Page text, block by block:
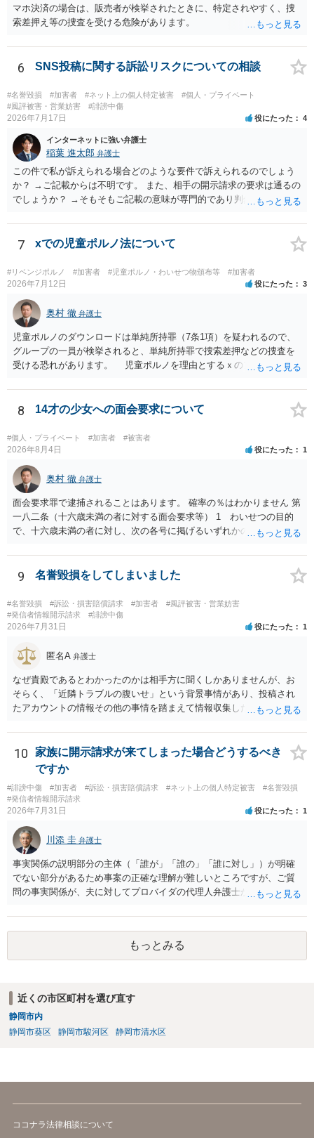
マホ決済の場合は、販売者が検挙されたときに、特定されやすく、捜
索差押え等の捜査を受ける危険があります。
6 SNS投稿に関する訴訟リスクについての相談
#名誉毀損 #加害者 #ネット上の個人特定被害
#個人・プライベート
#風評被害・営業妨害
#誹謗中傷
2026年7月17日 役にたった 4
インターネットに強い弁護士
稲葉 進太郎 弁護士
この件で私が訴えられる場合どのような要件で訴えられるのでしょう
か？ →ご記載からは不明です。 また、相手の開示請求の要求は通るの
でしょうか？ →そもそもご記載の意味が専門的であり判然としないも
らご相談になることをお勧めいたします。
7 xでの児童ポルノ法について
#リベンジポルノ #加害者 #児童ポルノ・わいせつ物頒布等 #加害者
2026年7月12日 役にたった 3
奥村 徹 弁護士
児童ポルノのダウンロードは単純所持罪（7条1項）を疑われるので、
グループの一員が検挙されると、単純所持罪で捜索差押などの捜査を
受ける恐れがあります。 児童ポルノを理由とするｘのアカウント凍
は珍しくない）、これも捜索差押を受けるおそれがあります
8 14才の少女への面会要求について
#個人・プライベート #加害者 #被害者
2026年8月4日 役にたった 1
奥村 徹 弁護士
面会要求罪で逮捕されることはあります。 確率の％はわかりません 第
一八二条（十六歳未満の者に対する面会要求等） 1 わいせつの目的
で、十六歳未満の者に対し、次の各号に掲げるいずれかの行為をした
が生まれた日より五年以上前の日に生まれた者に限る。）は、一年以
下の拘禁刑又は五十万円以下の罰金に処する。 一 威迫し、偽計を用
い又は誘惑して面会を要求すること。 二 拒まれたにもかかわらず、
反復して面会を要求すること。 三 金銭その他の利益を供与し、又は
その申込み若しくは約束をして面会を要求すること。 2前項の罪を犯
し、よってわいせつの目的で当該十六歳未満の者と面会をした者は、
9 名誉毀損をしてしまいました
#名誉毀損 #訴訟・損害賠償請求 #加害者
#風評被害・営業妨害
#発信者情報開示請求
#誹謗中傷
2026年7月31日 役にたった 1
匿名A 弁護士
なぜ貴殿であるとわかったのかは相手方に聞くしかありませんが、お
そらく、「近隣トラブルの腹いせ」という背景事情があり、投稿され
たアカウントの情報その他の事情を踏まえて情報収集した結果、この
貴殿が投稿した事実を認めてしまったことで「答え合わせ」になって
しまったのではないでしょうか。 相手方の動きについても、相手方次
第ですので何とも言えません。公開の場で回答するには情報が乏し
く、ここで詳細を明らかにすることは事案の特定に繋がってしまうの
で、弁護士へ直接相談した方がよいです。
10
家族に開示請求が来てしまった場合どうするべき
ですか
#誹謗中傷 #加害者 #訴訟・損害賠償請求 #ネット上の個人特定被害
#名誉毀損
#発信者情報開示請求
2026年7月31日 役にたった 1
川添 圭 弁護士
事実関係の説明部分の主体（「誰が」「誰の」「誰に対し」）が明確
でない部分があるため事案の正確な理解が難しいところですが、ご質
問の事実関係が、夫に対してプロバイダの代理人弁護士から発信者情
情報として夫の氏名と住所が開示され、開示請求者（の代理人弁護
士）が、夫に対して内容証明郵便を送ったり訴訟の提起がなされたり
する可能性があるように思われます。この場合は、開示請求者（とあ
る女性？）の代理人弁護士へ、実は投稿者があなたであるという内容
務所であるのか、それとも開示請求者の代理人の事務所なのかが不明
ですが、もし前者であれば、書類の再送要請にはあまり意味はなく、
一方、後者であるなら、夫を被告として提訴に至る可能性も考える必
で弁護士へ直接相談するべきでしょう。
もっとみる
近くの市区町村を選び直す
静岡市内
静岡市葵区
静岡市駿河区 静岡市清水区
ココナラ法律相談について